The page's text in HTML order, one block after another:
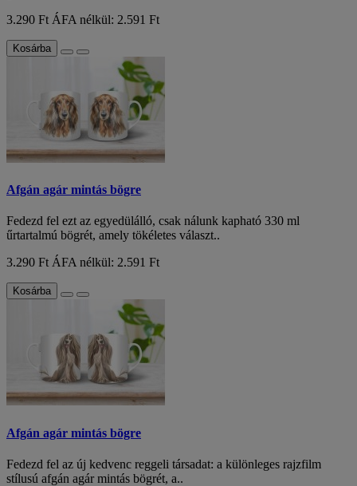
3.290 Ft ÁFA nélkül: 2.591 Ft
Kosárba
Afgán agár mintás bögre
Fedezd fel ezt az egyedülálló, csak nálunk kapható 330 ml
űrtartalmú bögrét, amely tökéletes választ..
3.290 Ft ÁFA nélkül: 2.591 Ft
Kosárba
Afgán agár mintás bögre
Fedezd fel az új kedvenc reggeli társadat: a különleges rajzfilm
stílusú afgán agár mintás bögrét, a..